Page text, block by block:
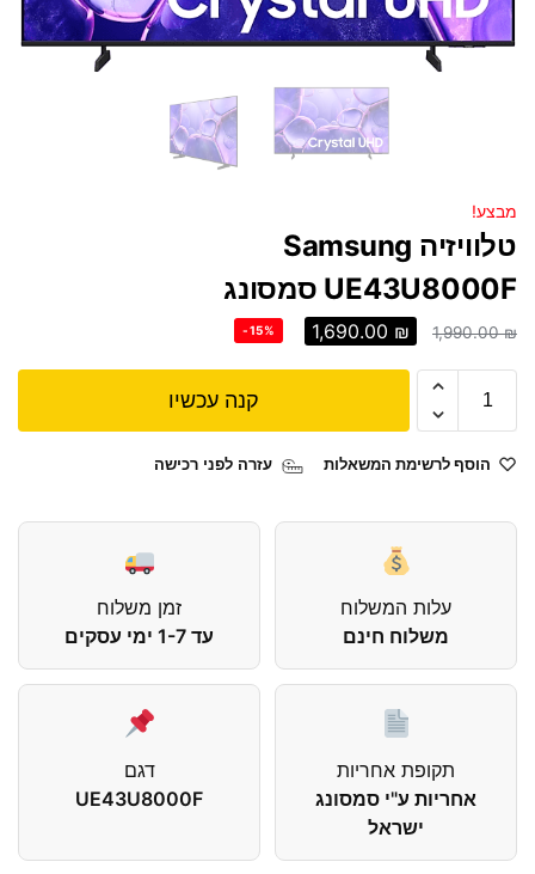
מבצע!
טלוויזיה Samsung
UE43U8000F סמסונג
1,990.00₪
1,690.00 ₪
-15%
קנה עכשיו
הוסף לרשימת המשאלות עזרה לפני רכישה
עלות המשלוח
משלוח חינם
זמן משלוח
עד 1-7 ימי עסקים
תקופת אחריות
אחריות ע"י סמסונג
ישראל
דגם
UE43U8000F